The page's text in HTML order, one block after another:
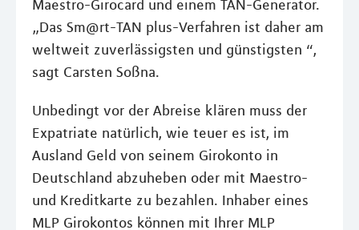
Maestro-Girocard und einem TAN-Generator.
„Das Sm@rt-TAN plus-Verfahren ist daher am
weltweit zuverlässigsten und günstigsten “,
sagt Carsten Soßna.
Unbedingt vor der Abreise klären muss der
Expatriate natürlich, wie teuer es ist, im
Ausland Geld von seinem Girokonto in
Deutschland abzuheben oder mit Maestro-
und Kreditkarte zu bezahlen. Inhaber eines
MLP Girokontos können mit Ihrer MLP